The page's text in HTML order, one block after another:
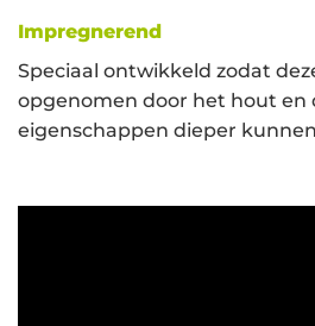
Impregnerend
Speciaal ontwikkeld zodat
opgenomen door het hout en
eigenschappen dieper